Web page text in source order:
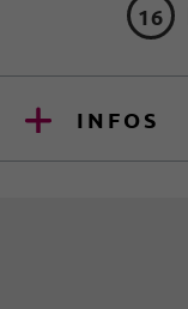
16
INFOS